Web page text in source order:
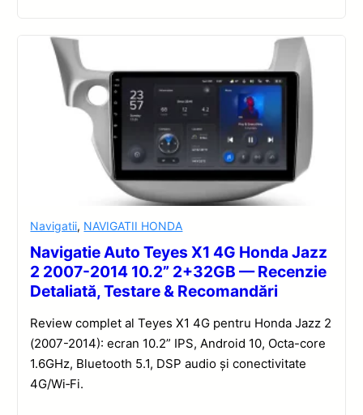
Navigatii, NAVIGATII HONDA
Navigatie Auto Teyes X1 4G Honda Jazz
2 2007-2014 10.2” 2+32GB — Recenzie
Detaliată, Testare & Recomandări
Review complet al Teyes X1 4G pentru Honda Jazz 2
(2007-2014): ecran 10.2” IPS, Android 10, Octa-core
1.6GHz, Bluetooth 5.1, DSP audio și conectivitate
4G/Wi‑Fi.